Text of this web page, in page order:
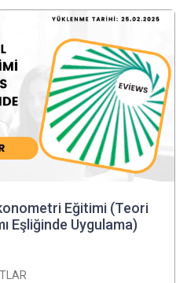
Eğitimi (Teori
Eşliğinde Uygulama)